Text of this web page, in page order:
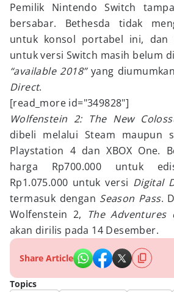
Pemilik Nintendo Switch
bersabar. Bethesda tidak
untuk konsol portabel ini, dan
untuk versi Switch masih belum
“available 2018”yang
Direct.
[read_more id="349828"]
Wolfenstein 2: The New
dibeli melalui Steam maupun
Playstation 4 dan XBOX One.
harga Rp700.000 untuk
Rp1.075.000 untuk versi Digital
termasuk dengan Season Pass.
Wolfenstein 2, The Adventures
akan dirilis pada 14 Desember.
Share Article
Topics